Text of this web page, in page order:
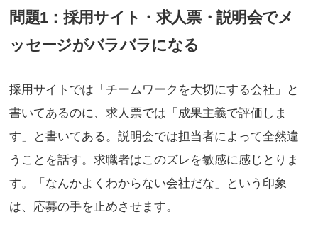
問題1：採用サイト・求人票・説明会でメ
ッセージがバラバラになる
採用サイトでは「チームワークを大切にする会社」と
書いてあるのに、求人票では「成果主義で評価しま
す」と書いてある。説明会では担当者によって全然違
うことを話す。求職者はこのズレを敏感に感じとりま
す。「なんかよくわからない会社だな」という印象
は、応募の手を止めさせます。